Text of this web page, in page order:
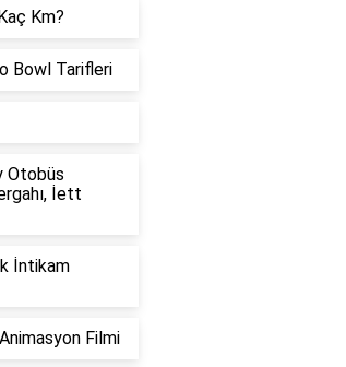
Km?
Bowl Tarifleri
Otobüs
İett
İntikam
Filmi